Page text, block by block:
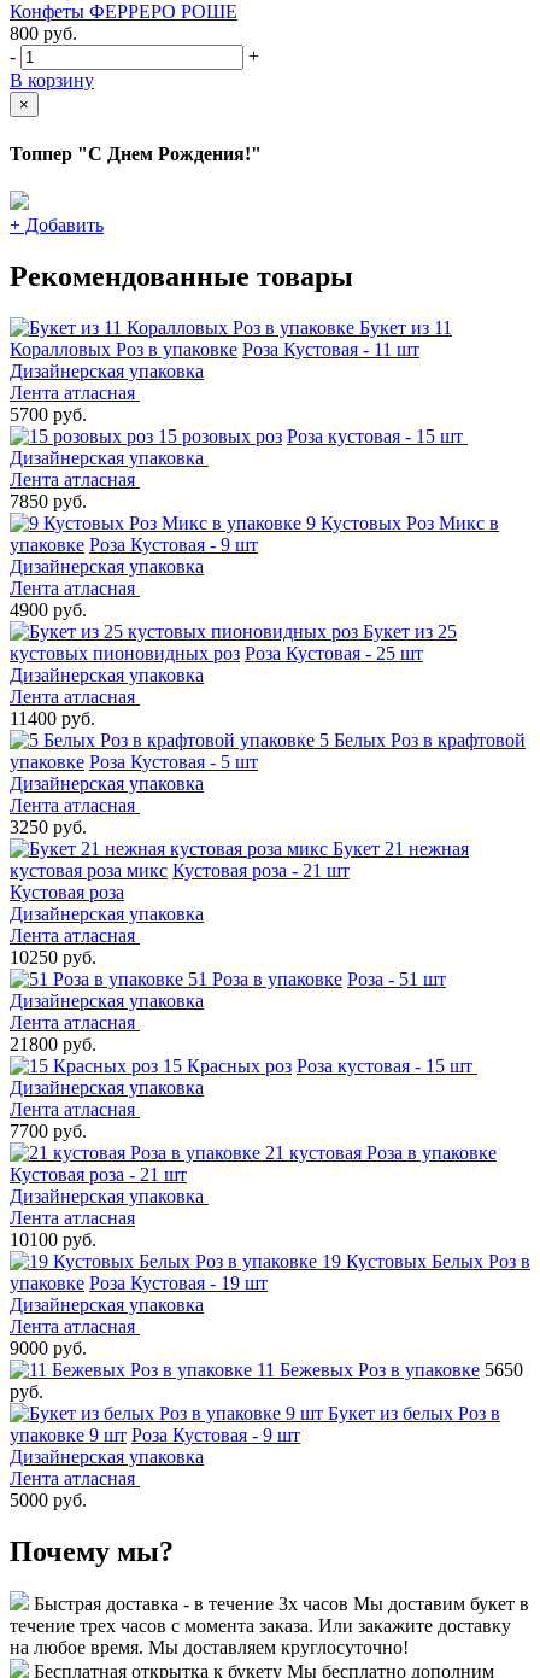
Конфеты ФЕРРЕРО РОШЕ
800 руб.
-
+
В корзину
×
Топпер "С Днем Рождения!"
+ Добавить
Рекомендованные товары
Букет из 11
Коралловых Роз в упаковке Роза Кустовая - 11 шт
Дизайнерская упаковка
Лента атласная
5700 руб.
15 розовых роз Роза кустовая - 15 шт
Дизайнерская упаковка
Лента атласная
7850 руб.
9 Кустовых Роз Микс в
упаковке Роза Кустовая - 9 шт
Дизайнерская упаковка
Лента атласная
4900 руб.
Букет из 25
кустовых пионовидных роз Роза Кустовая - 25 шт
Дизайнерская упаковка
Лента атласная
11400 руб.
5 Белых Роз в крафтовой
упаковке Роза Кустовая - 5 шт
Дизайнерская упаковка
Лента атласная
3250 руб.
Букет 21 нежная
кустовая роза микс Кустовая роза - 21 шт
Кустовая роза
Дизайнерская упаковка
Лента атласная
10250 руб.
51 Роза в упаковке Роза - 51 шт
Дизайнерская упаковка
Лента атласная
21800 руб.
15 Красных роз Роза кустовая - 15 шт
Дизайнерская упаковка
Лента атласная
7700 руб.
21 кустовая Роза в упаковке
Кустовая роза - 21 шт
Дизайнерская упаковка
Лента атласная
10100 руб.
19 Кустовых Белых Роз в
упаковке Роза Кустовая - 19 шт
Дизайнерская упаковка
Лента атласная
9000 руб.
11 Бежевых Роз в упаковке 5650
руб.
Букет из белых Роз в
упаковке 9 шт Роза Кустовая - 9 шт
Дизайнерская упаковка
Лента атласная
5000 руб.
Почему мы?
Быстрая доставка - в течение 3х часов Мы доставим букет в
течение трех часов с момента заказа. Или закажите доставку
на любое время. Мы доставляем круглосуточно!
Бесплатная открытка к букету Мы бесплатно дополним